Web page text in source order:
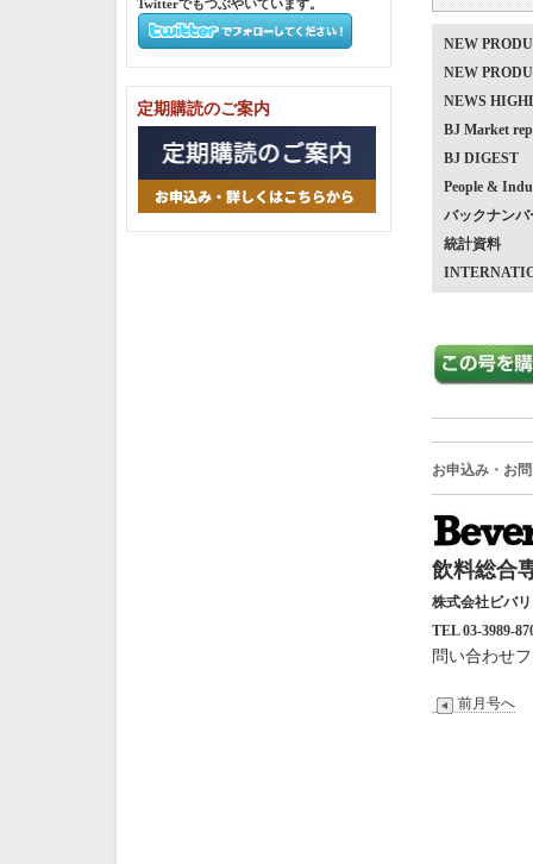
NEW
NEW
NEWS
BJ Market
BJ DIGEST
People &
バックナンバ
統計資料
お申込み・お
飲料総合
株式会社ビバ
TEL 03-3989-
問い合わせ
前月号へ
Twitterでもつぶやいています。
定期購読のご案内